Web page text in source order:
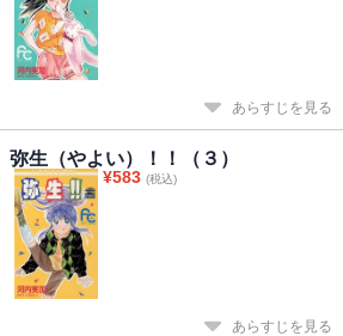
あらすじを見る
弥生（やよい）！！（３）
¥583 (税込)
あらすじを見る